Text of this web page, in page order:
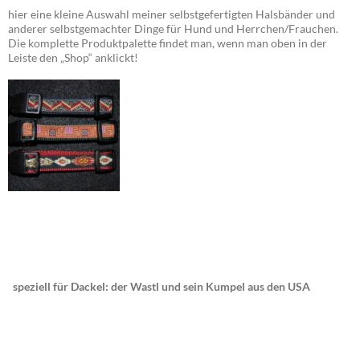
hier eine kleine Auswahl meiner selbstgefertigten Halsbänder und
anderer selbstgemachter Dinge für Hund und Herrchen/Frauchen.
Die komplette Produktpalette findet man, wenn man oben in der
Leiste den „Shop“ anklickt!
speziell für Dackel: der Wastl und sein Kumpel aus den USA